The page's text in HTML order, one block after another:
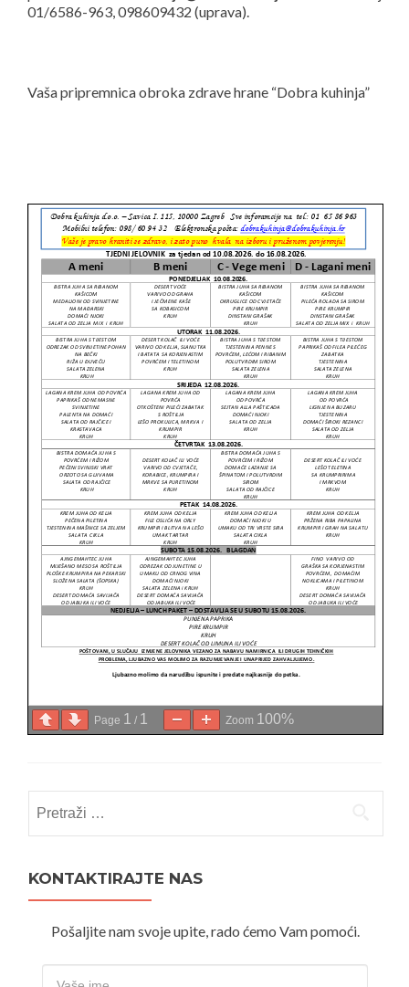
01/6586-963, 098609432 (uprava).
Vaša pripremnica obroka zdrave hrane “Dobra kuhinja”
Page 1 / 1 Zoom 100%
KONTAKTIRAJTE NAS
Pošaljite nam svoje upite, rado ćemo Vam pomoći.